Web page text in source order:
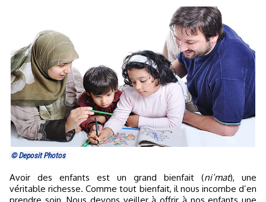
© Deposit Photos
Avoir des enfants est un grand bienfait (ni’mat), une
véritable richesse. Comme tout bienfait, il nous incombe d’en
prendre soin. Nous devons veiller à offrir à nos enfants une